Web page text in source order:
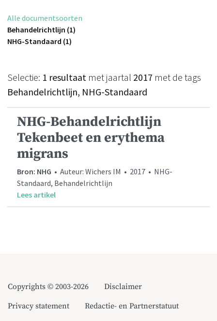
Alle documentsoorten
Behandelrichtlijn (1)
NHG-Standaard (1)
Selectie: 1 resultaat met jaartal 2017 met de tags
Behandelrichtlijn, NHG-Standaard
NHG-Behandelrichtlijn
Tekenbeet en erythema
migrans
Bron: NHG • Auteur: Wichers IM • 2017 • NHG-
Standaard, Behandelrichtlijn
Lees artikel
Copyrights © 2003-2026
Disclaimer
Privacy statement
Redactie- en Partnerstatuut